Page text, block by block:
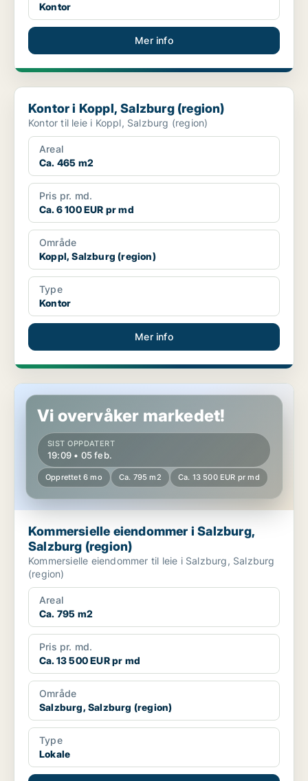
Kontor
Mer info
Kontor i Koppl, Salzburg (region)
Kontor i Koppl, Salzburg (region)
Kontor til leie i Koppl, Salzburg (region)
Areal
Ca. 465 m2
Pris pr. md.
Ca. 6 100 EUR pr md
Område
Koppl, Salzburg (region)
Type
Kontor
Mer info
Kommersielle eiendommer i Salzburg, Salzburg (region)
Vi overvåker markedet!
SIST OPPDATERT
19:09 • 05 feb.
Opprettet 6 mo Ca. 795 m2 Ca. 13 500 EUR pr md
Kommersielle eiendommer i Salzburg,
Salzburg (region)
Kommersielle eiendommer til leie i Salzburg, Salzburg
(region)
Areal
Ca. 795 m2
Pris pr. md.
Ca. 13 500 EUR pr md
Område
Salzburg, Salzburg (region)
Type
Lokale